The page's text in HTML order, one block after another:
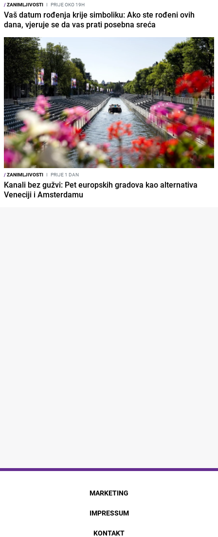
/ZANIMLJIVOSTI I PRIJE OKO 19H
Vaš datum rođenja krije simboliku: Ako ste rođeni ovih
dana, vjeruje se da vas prati posebna sreća
/ZANIMLJIVOSTI I PRIJE 1 DAN
Kanali bez gužvi: Pet europskih gradova kao alternativa
Veneciji i Amsterdamu
MARKETING
IMPRESSUM
KONTAKT